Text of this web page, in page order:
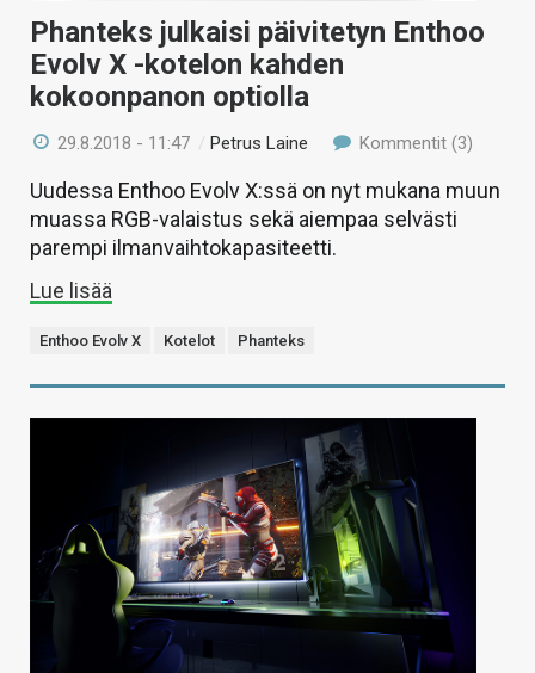
Phanteks julkaisi päivitetyn Enthoo
Evolv X -kotelon kahden
kokoonpanon optiolla
29.8.2018 - 11:47 /Petrus Laine Kommentit (3)
Uudessa Enthoo Evolv X:ssä on nyt mukana muun
muassa RGB-valaistus sekä aiempaa selvästi
parempi ilmanvaihtokapasiteetti.
Lue lisää
Enthoo Evolv X Kotelot Phanteks